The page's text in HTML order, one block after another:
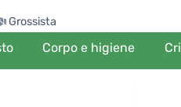
Grossista
Corpo e higiene